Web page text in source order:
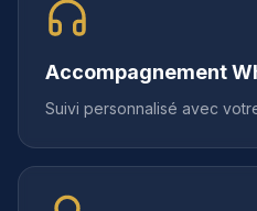
Accompagnement
Suivi personnalisé avec